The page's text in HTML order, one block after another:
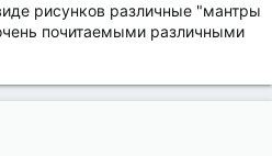
рисунков различные "мантры
почитаемыми различными